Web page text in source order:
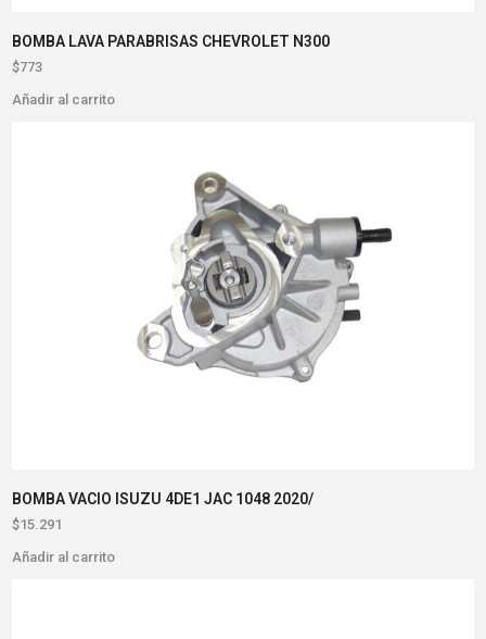
BOMBA LAVA PARABRISAS CHEVROLET N300
$773
Añadir al carrito
BOMBA VACIO ISUZU 4DE1 JAC 1048 2020/
$15.291
Añadir al carrito